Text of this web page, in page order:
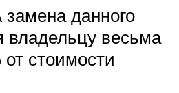
данного
владельцу весьма
стоимости